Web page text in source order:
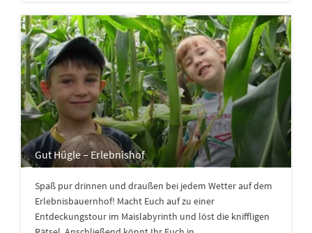
Gut Hügle – Erlebnishof
Spaß pur drinnen und draußen bei jedem Wetter auf dem
Erlebnisbauernhof! Macht Euch auf zu einer
Entdeckungstour im Maislabyrinth und löst die kniffligen